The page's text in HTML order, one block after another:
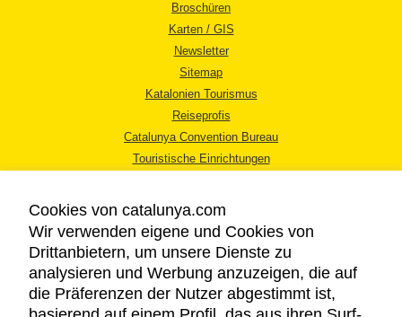
Broschüren
Karten / GIS
Newsletter
Sitemap
Katalonien Tourismus
Reiseprofis
Catalunya Convention Bureau
Touristische Einrichtungen
RECHTLICHER HINWEIS
Cookies von catalunya.com
Wir verwenden eigene und Cookies von
Drittanbietern, um unsere Dienste zu
analysieren und Werbung anzuzeigen, die auf
die Präferenzen der Nutzer abgestimmt ist,